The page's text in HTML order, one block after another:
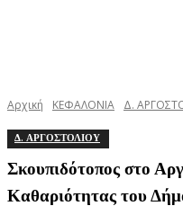
Αρχική ΚΕΦΑΛΟΝΙΑ Δ.
Δ. ΑΡΓΟΣΤΟΛΙΟΥ
Σκουπιδότοπος στο
Καθαριότητας του